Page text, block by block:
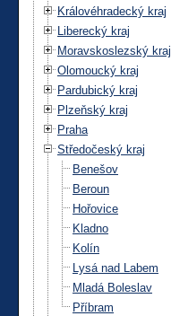
Královéhradecký kraj
Liberecký kraj
Moravskoslezský kraj
Olomoucký kraj
Pardubický kraj
Plzeňský kraj
Praha
Středočeský kraj
Benešov
Beroun
Hořovice
Kladno
Kolín
Lysá nad Labem
Mladá Boleslav
Příbram